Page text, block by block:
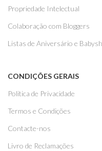
Propriedade Intelectual
Colaboração com Bloggers
Listas de Aniversário e
CONDIÇÕES GERAIS
Politica de Privacidade
Termos e Condições
Contacte-nos
Livro de Reclamações